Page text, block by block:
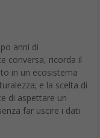
anni di
conversa, ricorda il
in un ecosistema
e la scelta di
di aspettare un
far uscire i dati